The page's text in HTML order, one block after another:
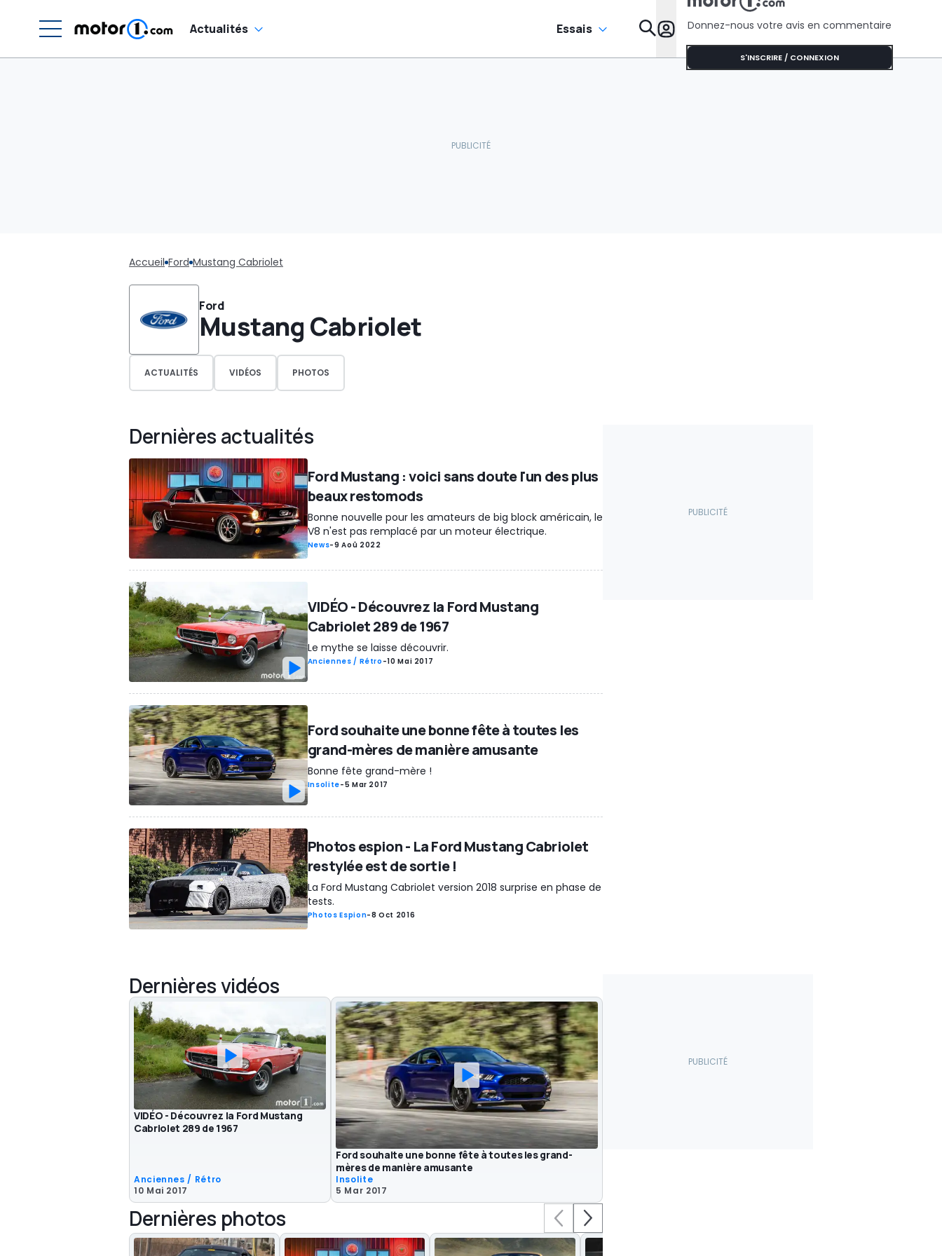
Actualités Essais Donnez-nous votre avis en commentaire
S'INSCRIRE / CONNEXION
Accueil Ford Mustang Cabriolet
Ford
Mustang Cabriolet
ACTUALITÉS VIDÉOS PHOTOS
Dernières actualités
Ford Mustang : voici sans doute l'un des plus
beaux restomods
Bonne nouvelle pour les amateurs de big block américain, le
V8 n'est pas remplacé par un moteur électrique.
News-9 Aoû 2022
VIDÉO - Découvrez la Ford Mustang
Cabriolet 289 de 1967
Le mythe se laisse découvrir.
Anciennes / Rétro -10 Mai 2017
Ford souhaite une bonne fête à toutes les
grand-mères de manière amusante
Bonne fête grand-mère !
Insolite-5 Mar 2017
Photos espion - La Ford Mustang Cabriolet
restylée est de sortie !
La Ford Mustang Cabriolet version 2018 surprise en phase de
tests.
Photos Espion-8 Oct 2016
Dernières vidéos
VIDÉO - Découvrez la Ford Mustang
Cabriolet 289 de 1967
Anciennes / Rétro
10 Mai 2017
Ford souhaite une bonne fête à toutes les grand-
mères de manière amusante
Insolite
5 Mar 2017
Dernières photos